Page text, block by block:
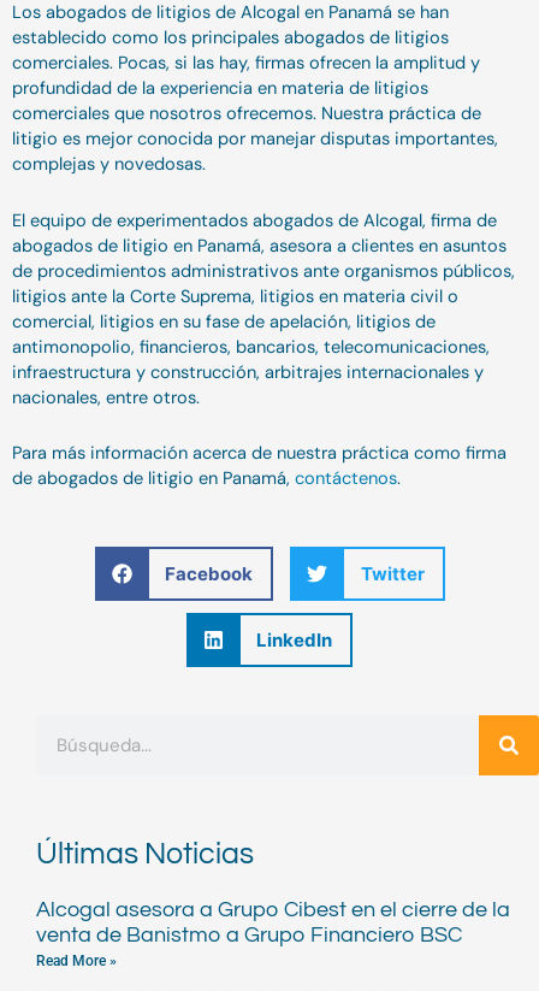
Los abogados de litigios de Alcogal en Panamá se han
establecido como los principales abogados de litigios
comerciales. Pocas, si las hay, firmas ofrecen la amplitud y
profundidad de la experiencia en materia de litigios
comerciales que nosotros ofrecemos. Nuestra práctica de
litigio es mejor conocida por manejar disputas importantes,
complejas y novedosas.
El equipo de experimentados abogados de Alcogal, firma de
abogados de litigio en Panamá, asesora a clientes en asuntos
de procedimientos administrativos ante organismos públicos,
litigios ante la Corte Suprema, litigios en materia civil o
comercial, litigios en su fase de apelación, litigios de
antimonopolio, financieros, bancarios, telecomunicaciones,
infraestructura y construcción, arbitrajes internacionales y
nacionales, entre otros.
Para más información acerca de nuestra práctica como firma
de abogados de litigio en Panamá, contáctenos.
Facebook Twitter
LinkedIn
Últimas Noticias
Alcogal asesora a Grupo Cibest en el cierre de la
venta de Banistmo a Grupo Financiero BSC
Read More »